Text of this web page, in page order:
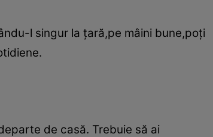
l singur la ţară,pe mâini bune,poţi
de casă. Trebuie să ai